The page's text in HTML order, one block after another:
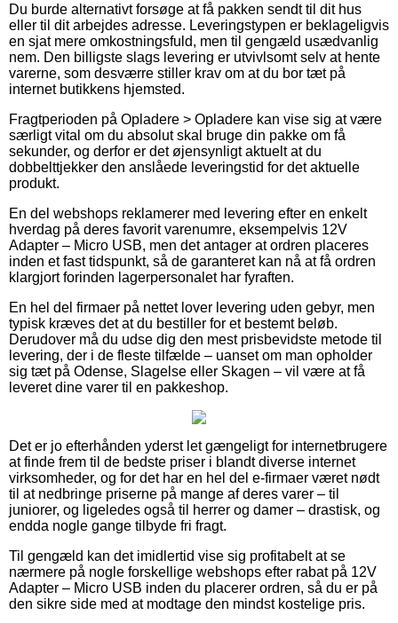
Du burde alternativt forsøge at få pakken sendt til dit hus
eller til dit arbejdes adresse. Leveringstypen er beklageligvis
en sjat mere omkostningsfuld, men til gengæld usædvanlig
nem. Den billigste slags levering er utvivlsomt selv at hente
varerne, som desværre stiller krav om at du bor tæt på
internet butikkens hjemsted.
Fragtperioden på Opladere > Opladere kan vise sig at være
særligt vital om du absolut skal bruge din pakke om få
sekunder, og derfor er det øjensynligt aktuelt at du
dobbelttjekker den anslåede leveringstid for det aktuelle
produkt.
En del webshops reklamerer med levering efter en enkelt
hverdag på deres favorit varenumre, eksempelvis 12V
Adapter – Micro USB, men det antager at ordren placeres
inden et fast tidspunkt, så de garanteret kan nå at få ordren
klargjort forinden lagerpersonalet har fyraften.
En hel del firmaer på nettet lover levering uden gebyr, men
typisk kræves det at du bestiller for et bestemt beløb.
Derudover må du udse dig den mest prisbevidste metode til
levering, der i de fleste tilfælde – uanset om man opholder
sig tæt på Odense, Slagelse eller Skagen – vil være at få
leveret dine varer til en pakkeshop.
Det er jo efterhånden yderst let gængeligt for internetbrugere
at finde frem til de bedste priser i blandt diverse internet
virksomheder, og for det har en hel del e-firmaer været nødt
til at nedbringe priserne på mange af deres varer – til
juniorer, og ligeledes også til herrer og damer – drastisk, og
endda nogle gange tilbyde fri fragt.
Til gengæld kan det imidlertid vise sig profitabelt at se
nærmere på nogle forskellige webshops efter rabat på 12V
Adapter – Micro USB inden du placerer ordren, så du er på
den sikre side med at modtage den mindst kostelige pris.